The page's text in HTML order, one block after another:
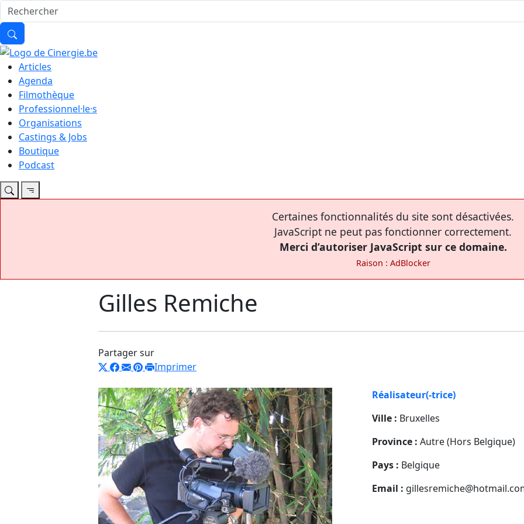
Articles
Agenda
Filmothèque
Professionnel·le·s
Organisations
Castings & Jobs
Boutique
Podcast
Certaines fonctionnalités du site sont désactivées.
JavaScript ne peut pas fonctionner correctement.
Merci d’autoriser JavaScript sur ce domaine.
Raison : AdBlocker
Gilles Remiche
Partager sur
Imprimer
Réalisateur(-trice)
Ville : Bruxelles
Province : Autre (Hors Belgique)
Pays : Belgique
Email :